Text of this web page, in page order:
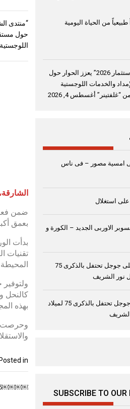
حول
الشارقة، 15 نوفمبر 2024
ضمن
بعمق
بدأت
تقنيات
كالنحل
بهذه
وحرصت
Posted in
تصفّح
￼￼￼￼5 روايات ألهمتْ مصممي أشهر دور الأزياء العالمية￼
من الحياة اليومية
“منتدى الشارقة للاستثمار 2026” يعزز الحوار حول
والخدمات اللوجستية
“غلفتينر” أغسطس 4, 2026
امسية مصور – فى ناس
على استغلال
الاوربى الجديد – الكورة و
جوجل تحتفل بالذكرى 75
نور الشريف
جوجل تحتفل بالذكرى 75 لميلاد
الشريف
SUBSCRIBE TO OUR